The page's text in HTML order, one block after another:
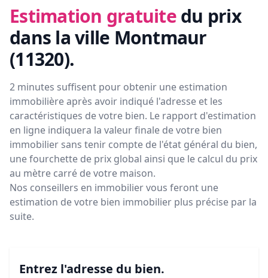
Estimation gratuite du prix
dans la ville Montmaur
(11320).
2 minutes suffisent pour obtenir une estimation
immobilière après avoir indiqué l'adresse et les
caractéristiques de votre bien. Le rapport d'estimation
en ligne indiquera la valeur finale de votre bien
immobilier sans tenir compte de l'état général du bien,
une fourchette de prix global ainsi que le calcul du prix
au mètre carré de votre maison.
Nos conseillers en immobilier vous feront une
estimation de votre bien immobilier plus précise par la
suite.
Entrez l'adresse du bien.